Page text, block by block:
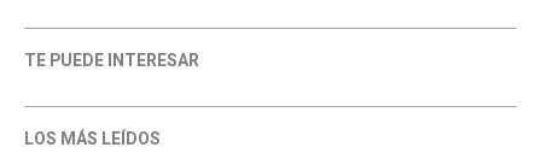
TE PUEDE INTERESAR
LOS MÁS LEÍDOS